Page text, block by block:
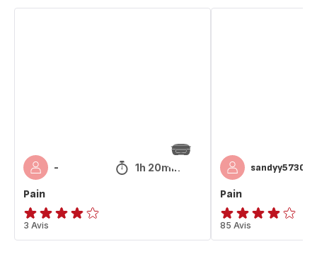
- 1h 20min
Pain
ratings.3.8
3 Avis
sandyy57300
Pain
Avis
4
85 Avis